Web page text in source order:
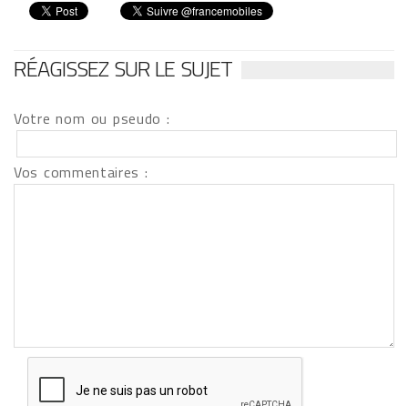
RÉAGISSEZ SUR LE SUJET
Votre nom ou pseudo :
Vos commentaires :